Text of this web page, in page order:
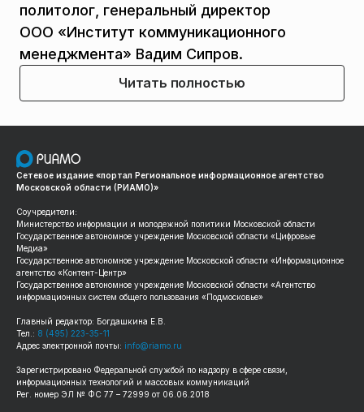
политолог, генеральный директор
ООО «Институт коммуникационного
менеджмента» Вадим Сипров.
Читать полностью
Сетевое издание «портал Региональное информационное агентство
Московской области (РИАМО)»
Соучредители:
Министерство информации и молодежной политики Московской области
Государственное автономное учреждение Московской области «Цифровые
Медиа»
Государственное автономное учреждение Московской области «Информационное
агентство «Контент-Центр»
Государственное автономное учреждение Московской области «Агентство
информационных систем общего пользования «Подмосковье»
Главный редактор: Богдашкина Е.В.
Тел.: 8 (495) 223-35-11
Адрес электронной почты: info@riamo.ru
Зарегистрировано Федеральной службой по надзору в сфере связи,
информационных технологий и массовых коммуникаций
Рег. номер ЭЛ № ФС 77 – 72999 от 06.06.2018